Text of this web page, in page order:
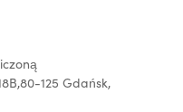
125 Gdańsk,